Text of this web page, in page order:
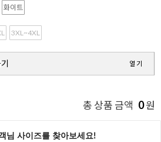
화이트
3XL~4XL
열기
총 상품 금액 0원